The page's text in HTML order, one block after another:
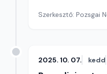
Szerkesztő: Pozsgai
2025. 10. 07. kedd